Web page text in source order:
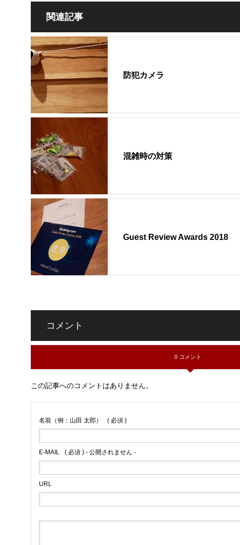
関連記事
防犯カメラ
混雑時の対策
Guest Review Awards 2018
コメント
0 コメント
この記事へのコメントはありません。
名前（例：山田 太郎） ( 必須 )
E-MAIL ( 必須 ) - 公開されません -
URL